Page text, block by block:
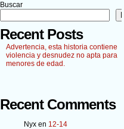
Buscar
Recent Posts
Advertencia, esta historia contiene
violencia y desnudez no apta para
menores de edad.
Recent Comments
Nyx en 12-14